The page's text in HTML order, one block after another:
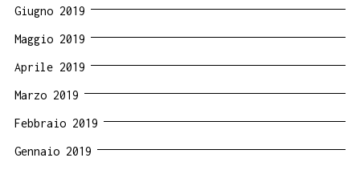
Giugno 2019
Maggio 2019
Aprile 2019
Marzo 2019
Febbraio 2019
Gennaio 2019